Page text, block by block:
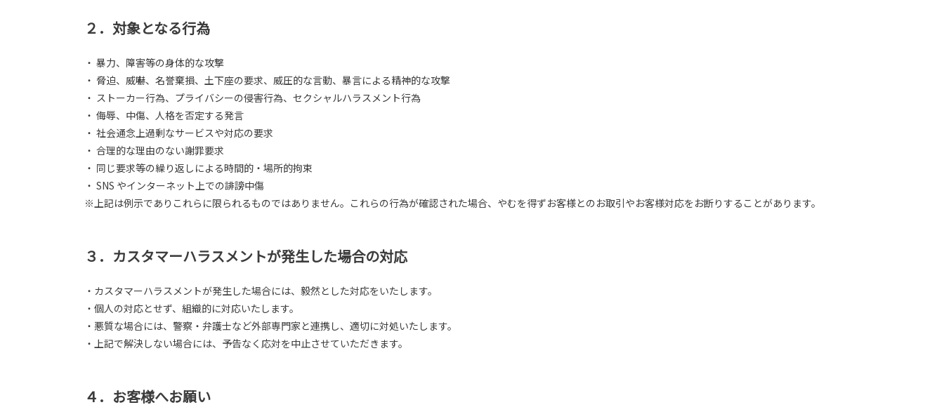
２．対象となる行為
・ 暴力、障害等の身体的な攻撃
・ 脅迫、威嚇、名誉棄損、土下座の要求、威圧的な言動、暴言による精神的な攻撃
・ ストーカー行為、プライバシーの侵害行為、セクシャルハラスメント行為
・ 侮辱、中傷、人格を否定する発言
・ 社会通念上過剰なサービスや対応の要求
・ 合理的な理由のない謝罪要求
・ 同じ要求等の繰り返しによる時間的・場所的拘束
・ SNS やインターネット上での誹謗中傷
※上記は例示でありこれらに限られるものではありません。これらの行為が確認された場合、やむを得ずお客様とのお取引やお客様対応をお断りすることがあります。
３．カスタマーハラスメントが発生した場合の対応
・カスタマーハラスメントが発生した場合には、毅然とした対応をいたします。
・個人の対応とせず、組織的に対応いたします。
・悪質な場合には、警察・弁護士など外部専門家と連携し、適切に対処いたします。
・上記で解決しない場合には、予告なく応対を中止させていただきます。
４．お客様へお願い